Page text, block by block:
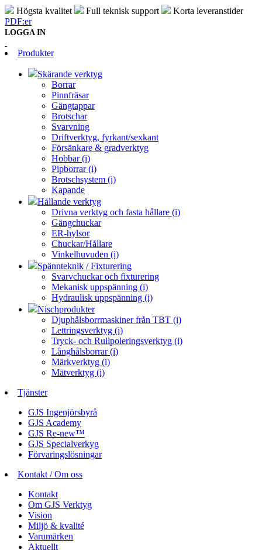
Högsta kvalitet Full teknisk support
Korta leveranstider
PDF:er
LOGGA IN
Produkter
Skärande verktyg
Borrar
Pinnfräsar
Gängtappar
Brotschar
Svarvning
Driftverktyg, fyrkant/sexkant
Försänkare & gradverktyg
Hobbar (i)
Pipborrar (i)
Brotschsystem (i)
Kapande
Hållande verktyg
Drivna verktyg och fasta hållare (i)
Gängchuckar
ER-hylsor
Chuckar/Hållare
Vinkelhuvuden (i)
Spännteknik / Fixturering
Svarvchuckar och fixturering
Mekanisk uppspänning (i)
Hydraulisk uppspänning (i)
Nischprodukter
Djuphålsborrmaskiner från TBT (i)
Lettringsverktyg (i)
Tryck- och Rullpoleringsverktyg (i)
Långhålsborrar (i)
Märkverktyg (i)
Mätverktyg (i)
Tjänster
GJS Ingenjörsbyrå
GJS Academy
GJS Re-new™
GJS Specialverkyg
Förvaringslösningar
Kontakt / Om oss
Kontakt
Om GJS Verktyg
Vision
Miljö & kvalité
Varumärken
Aktuellt